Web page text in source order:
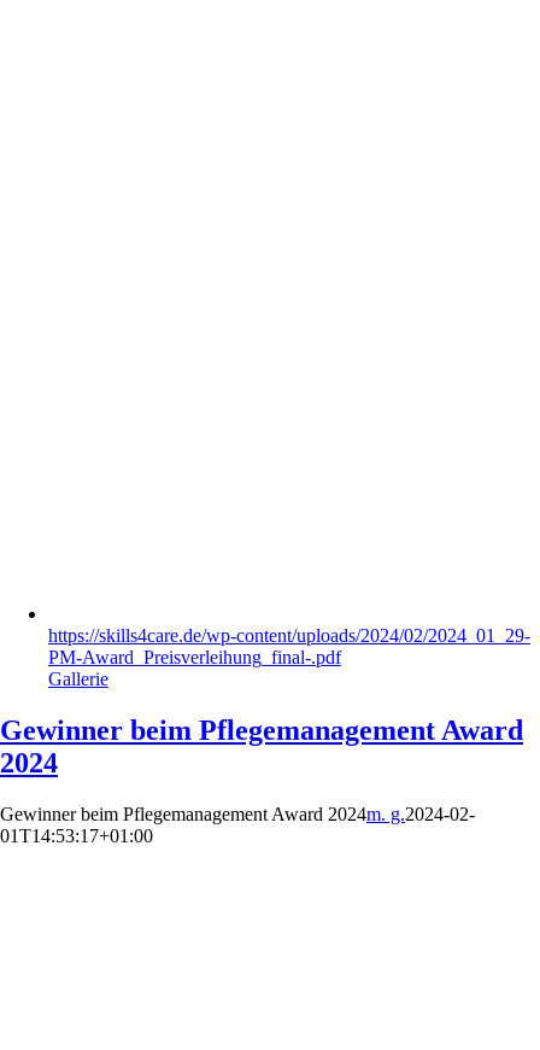
https://skills4care.de/wp-content/uploads/2024/02/2024_01_29-
PM-Award_Preisverleihung_final-.pdf
Gallerie
Gewinner beim Pflegemanagement Award
2024
Gewinner beim Pflegemanagement Award 2024m. g.2024-02-
01T14:53:17+01:00